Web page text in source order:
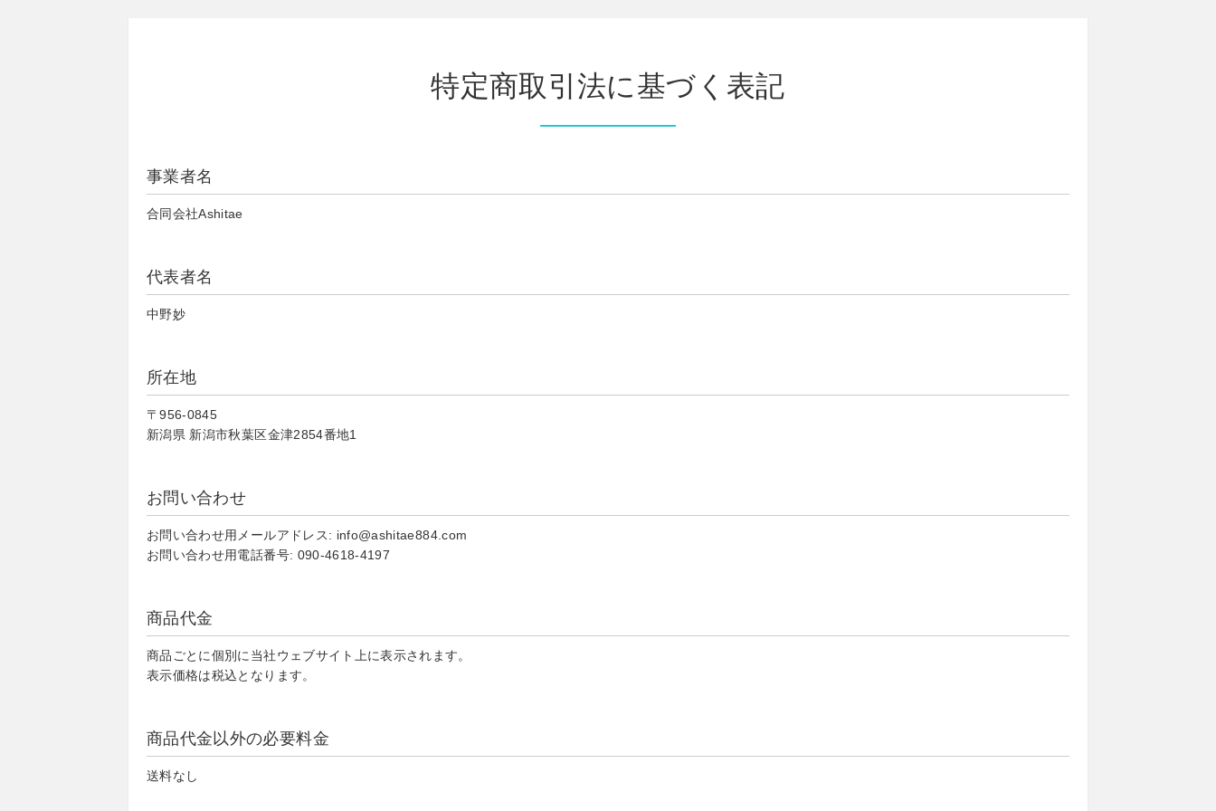
特定商取引法に基づく表記
事業者名
合同会社Ashitae
代表者名
中野妙
所在地
〒956-0845
新潟県 新潟市秋葉区金津2854番地1
お問い合わせ
お問い合わせ用メールアドレス: info@ashitae884.com
お問い合わせ用電話番号: 090-4618-4197
商品代金
商品ごとに個別に当社ウェブサイト上に表示されます。
表示価格は税込となります。
商品代金以外の必要料金
送料なし